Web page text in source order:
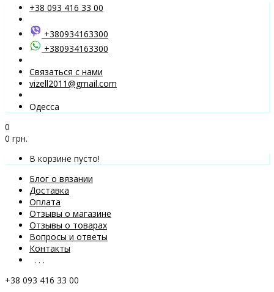
+38 093 416 33 00
+380934163300
+380934163300
Связаться с нами
vizell2011@gmail.com
Одесса
0
0 грн.
В корзине пусто!
Блог о вязании
Доставка
Оплата
Отзывы о магазине
Отзывы о товарах
Вопросы и ответы
Контакты
. . .
+38 093 416 33 00